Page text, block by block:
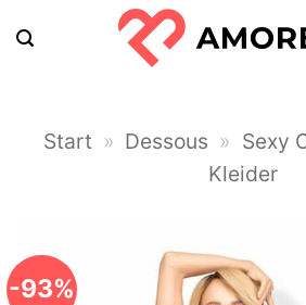
Inhalt
Start » Dessous » Sexy
Kleider
-93%